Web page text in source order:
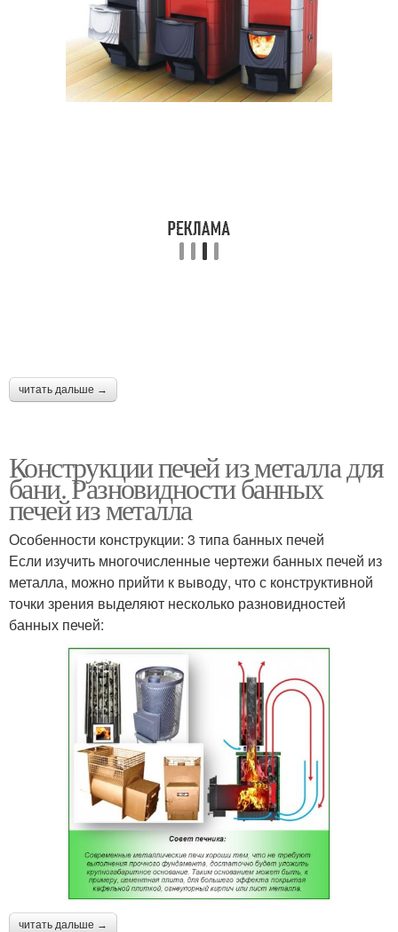
читать дальше →
Конструкции печей из металла для
бани. Разновидности банных
печей из металла
Особенности конструкции: 3 типа банных печей
Если изучить многочисленные чертежи банных печей из
металла, можно прийти к выводу, что с конструктивной
точки зрения выделяют несколько разновидностей
банных печей:
читать дальше →